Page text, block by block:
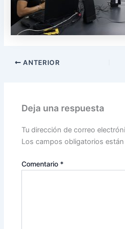
ANTERIOR
Deja una respuesta
Tu dirección de correo
Los campos obligatorios
Comentario *